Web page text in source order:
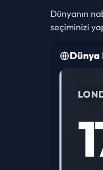
Dünyanın
seçiminizi
Dünya